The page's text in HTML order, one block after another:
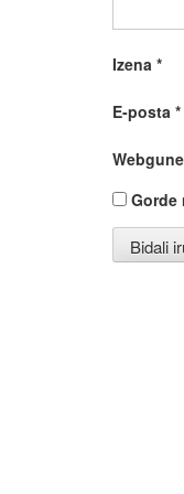
Izena *
E-posta *
Gorde